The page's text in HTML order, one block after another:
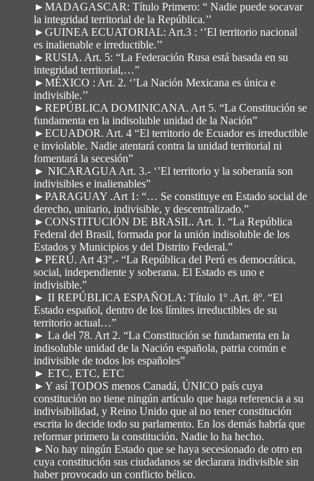
►MADAGASCAR: Título Primero: “ Nadie puede socavar
la integridad territorial de la República.’’
►GUINEA ECUATORIAL: Art.3 : ‘’El territorio nacional
es inalienable e irreductible.’’
►RUSIA. Art. 5: “La Federación Rusa está basada en su
integridad territorial,…”
►MÉXICO : Art. 2. ‘’La Nación Mexicana es única e
indivisible.’’
►REPÚBLICA DOMINICANA. Art 5. “La Constitución se
fundamenta en la indisoluble unidad de la Nación”
►ECUADOR. Art. 4 “El territorio de Ecuador es irreductible
e inviolable. Nadie atentará contra la unidad territorial ni
fomentará la secesión”
► NICARAGUA Art. 3.- ‘’El territorio y la soberanía son
indivisibles e inalienables”
►PARAGUAY .Art 1: “… Se constituye en Estado social de
derecho, unitario, indivisible, y descentralizado.”
►CONSTITUCIÓN DE BRASIL. Art. 1. “La República
Federal del Brasil, formada por la unión indisoluble de los
Estados y Municipios y del Distrito Federal.”
►PERÚ. Art 43°.- “La República del Perú es democrática,
social, independiente y soberana. El Estado es uno e
indivisible.”
► II REPÚBLICA ESPAÑOLA: Título 1º .Art. 8º. “El
Estado español, dentro de los límites irreductibles de su
territorio actual…”
► La del 78. Art 2. “La Constitución se fundamenta en la
indisoluble unidad de la Nación española, patria común e
indivisible de todos los españoles”
► ETC, ETC, ETC
►Y así TODOS menos Canadá, ÚNICO país cuya
constitución no tiene ningún artículo que haga referencia a su
indivisibilidad, y Reino Unido que al no tener constitución
escrita lo decide todo su parlamento. En los demás habría que
reformar primero la constitución. Nadie lo ha hecho.
►No hay ningún Estado que se haya secesionado de otro en
cuya constitución sus ciudadanos se declarara indivisible sin
haber provocado un conflicto bélico.